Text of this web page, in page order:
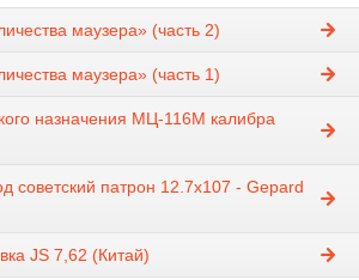
маузера» (часть 2)
маузера» (часть 1)
назначения МЦ-116М калибра
советский патрон 12.7х107 - Gepard
JS 7,62 (Китай)